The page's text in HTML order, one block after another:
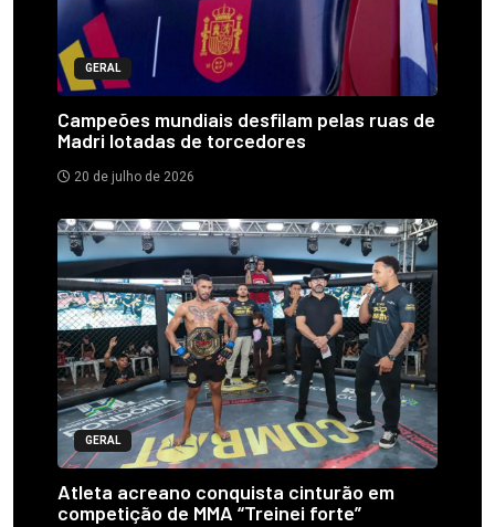
GERAL
Campeões mundiais desfilam pelas ruas de
Madri lotadas de torcedores
20 de julho de 2026
GERAL
Atleta acreano conquista cinturão em
competição de MMA “Treinei forte”